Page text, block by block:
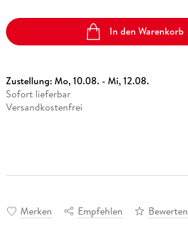
In den Warenkorb
Zustellung:Mo, 10.08. - Mi, 12.08.
Sofort lieferbar
Versandkostenfrei
Merken Empfehlen Bewerten